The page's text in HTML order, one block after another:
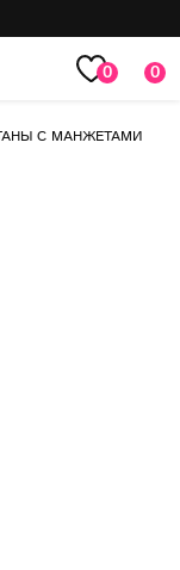
0
0
С МАНЖЕТАМИ